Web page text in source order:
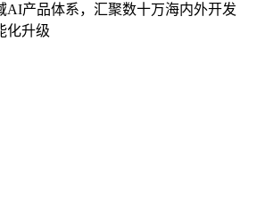
AI产品体系，汇聚数十万海内外开发
化升级